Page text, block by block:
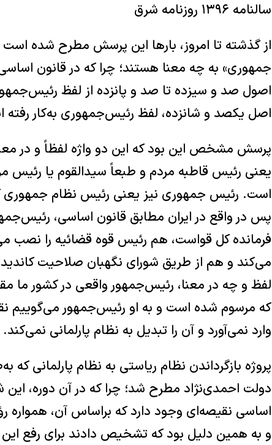
سالنامه ۱۳۹۶ روزنامه شرق
از گذشته تا امروز، بارها این پرسش مطرح شده
‌جمهوری» به چه معنا هستند؛ چرا که در قانون
اصول صد و سیزده تا صد و پانزده از لفظ
اصل‏ یکصد‌ و‌ شانزده، لفظ رئیس‌جمهوری به‌کار
پرسش مشخص این بود که این دو واژه لفظاً و در
یعنی رئیس قاطبه مردم و طبعاً سیدالقوم یا رئیس
است. رئیس جمهوری نیز یعنی رئیس نظام جمهوری که
پس در واقع در ایران مطابق قانون اساسی،
فرمانده کل قواست، هم رئیس قوه قضائیه را نصب
می‌کند و هم از طریق شورای نگهبان صلاحیت
لفظ و چه در معنا، رئیس‌جمهور واقعی در کشور
که مرسوم شده است و به او رئیس‌جمهور می‌گوییم
وارد نمی‌آورد و آن را تبدیل به نظام پارلمانی نمی‌کند.
پروژه بازگرداندن نظام ریاستی به نظام پارلمانی
دولت احمدی‌نژاد مطرح شد؛ چرا که در آن دوره،
اساسی نقیصه‌ای وجود دارد که براساس آن، همواره
و به همین دلیل بود که تشخیص دادند برای رفع